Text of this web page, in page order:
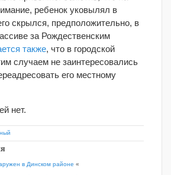
ребенок уковылял в
скрылся, предположительно, в
за Рождественским
также, что в городской
случаем не заинтересовались
его местному
нет.
в Динском районе «